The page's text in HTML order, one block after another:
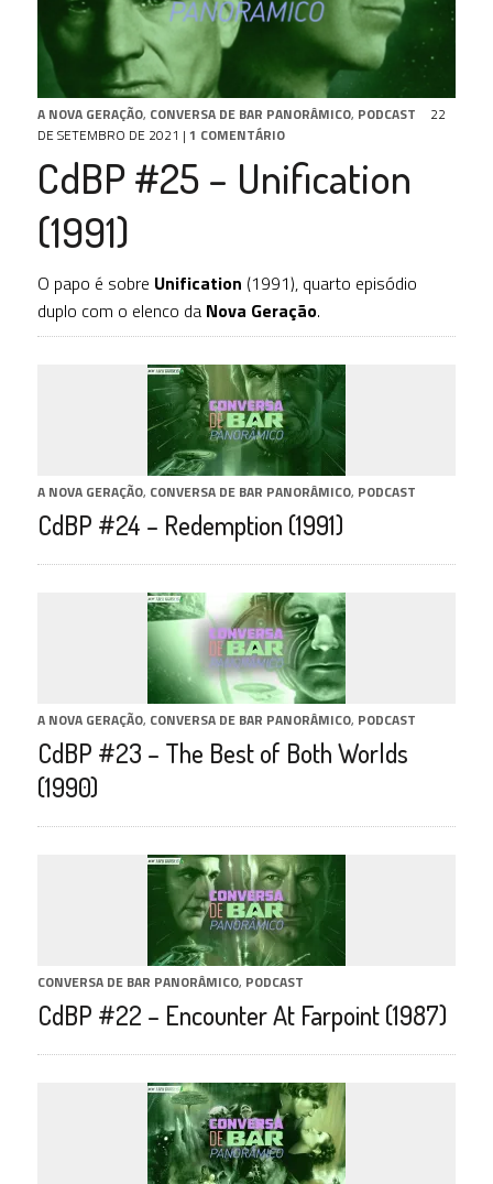
A NOVA GERAÇÃO, CONVERSA DE BAR PANORÂMICO, PODCAST
22
DE SETEMBRO DE 2021 | 1 COMENTÁRIO
CdBP #25 – Unification
(1991)
O papo é sobre Unification (1991), quarto episódio
duplo com o elenco da Nova Geração.
A NOVA GERAÇÃO, CONVERSA DE BAR PANORÂMICO, PODCAST
CdBP #24 – Redemption (1991)
A NOVA GERAÇÃO, CONVERSA DE BAR PANORÂMICO, PODCAST
CdBP #23 – The Best of Both Worlds
(1990)
CONVERSA DE BAR PANORÂMICO, PODCAST
CdBP #22 – Encounter At Farpoint (1987)